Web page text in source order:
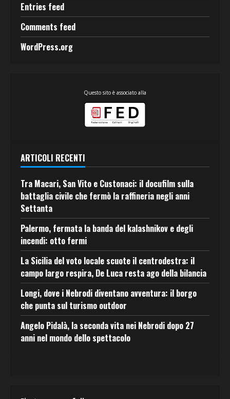
Entries feed
Comments feed
WordPress.org
Questo sito è associato alla
ARTICOLI RECENTI
Tra Macari, San Vito e Custonaci: il docufilm sulla
battaglia civile che fermò la raffineria negli anni
Settanta
Palermo, fermata la banda del kalashnikov e degli
incendi: otto fermi
La Sicilia del voto locale scuote il centrodestra: il
campo largo respira, De Luca resta ago della bilancia
Longi, dove i Nebrodi diventano avventura: il borgo
che punta sul turismo outdoor
Angelo Pidalà, la seconda vita nei Nebrodi dopo 27
anni nel mondo dello spettacolo